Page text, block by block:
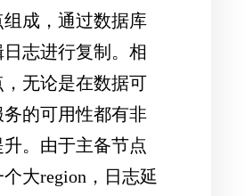
成，通过数据库
日志进行复制。相
，无论是在数据可
的可用性都有非
。由于主备节点
大region，日志延